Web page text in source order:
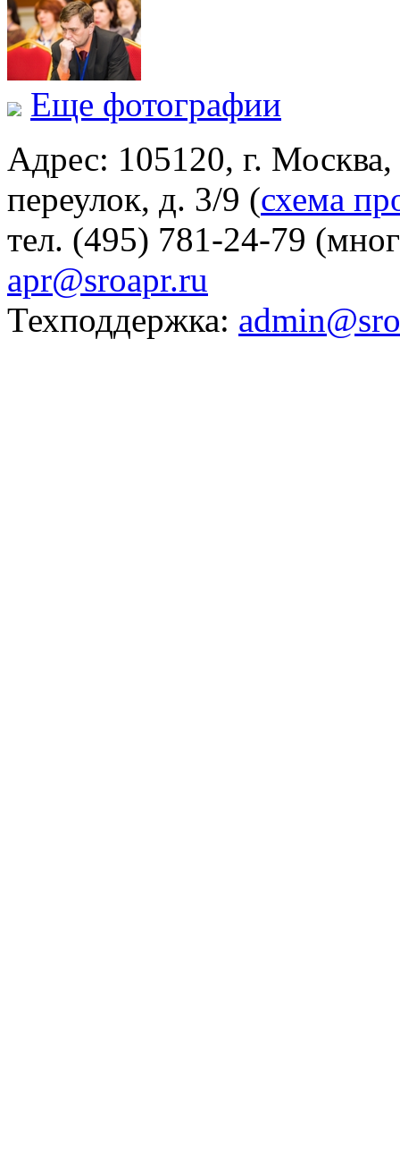
Еще фотографии
Адрес: 105120, г.
переулок, д. 3/9 (схема
тел. (495) 781-24-79
apr@sroapr.ru
Техподдержка: